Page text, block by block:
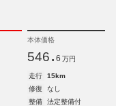
本体価格
546. 6 万円
走行
15km
修復
なし
整備
法定整備付